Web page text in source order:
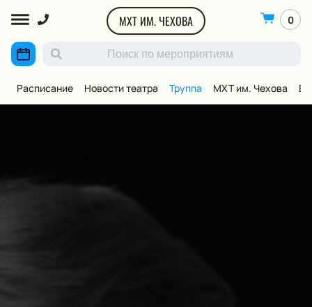
МХТ ИМ. ЧЕХОВА 0
Расписание Новости театра Труппа МХТ им. Чехова